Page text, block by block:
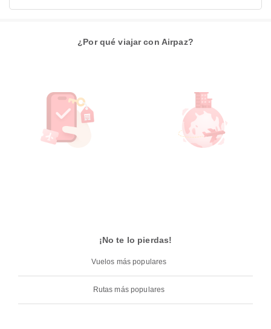
¿Por qué viajar con Airpaz?
¡No te lo pierdas!
Vuelos más populares
Rutas más populares